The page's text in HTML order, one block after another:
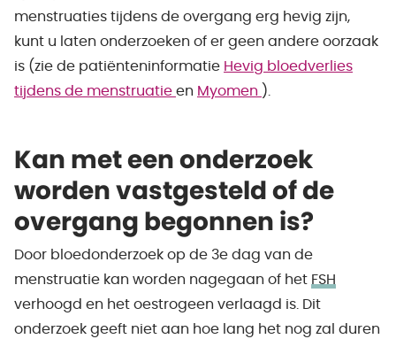
menstruaties tijdens de overgang erg hevig zijn,
kunt u laten onderzoeken of er geen andere oorzaak
is (zie de patiënteninformatie Hevig bloedverlies
tijdens de menstruatie en Myomen ).
Kan met een onderzoek
worden vastgesteld of de
overgang begonnen is?
Door bloedonderzoek op de 3e dag van de
menstruatie kan worden nagegaan of het FSH
verhoogd en het oestrogeen verlaagd is. Dit
onderzoek geeft niet aan hoe lang het nog zal duren